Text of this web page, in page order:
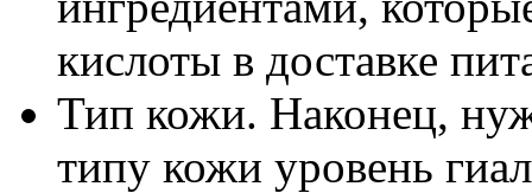
кислоты в доставке
Тип кожи. Наконец,
типу кожи уровень